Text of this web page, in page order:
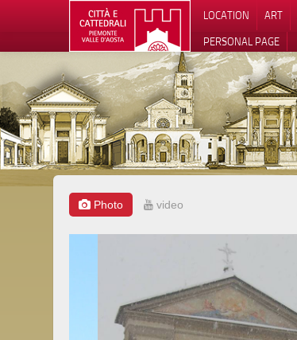
LOCATION ART
PERSONAL PAGE
Photo video